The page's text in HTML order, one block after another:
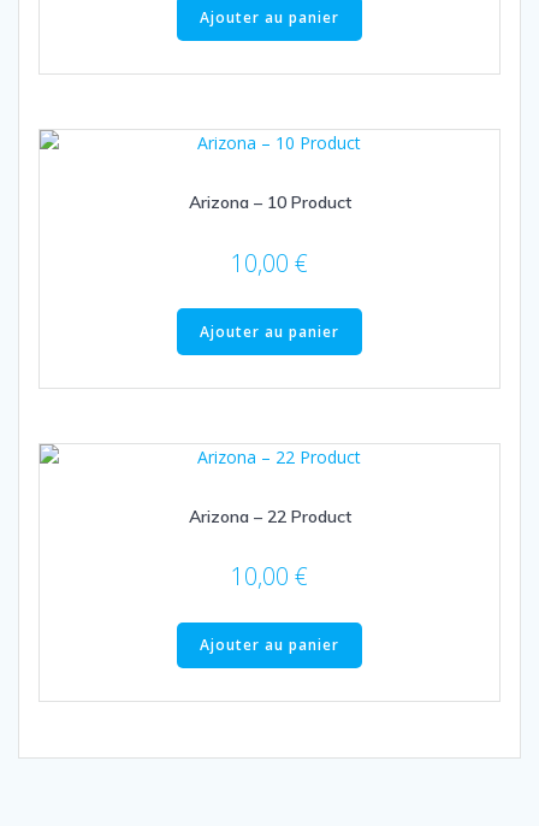
Ajouter au panier
Arizona – 10 Product
10,00 €
Ajouter au panier
Arizona – 22 Product
10,00 €
Ajouter au panier